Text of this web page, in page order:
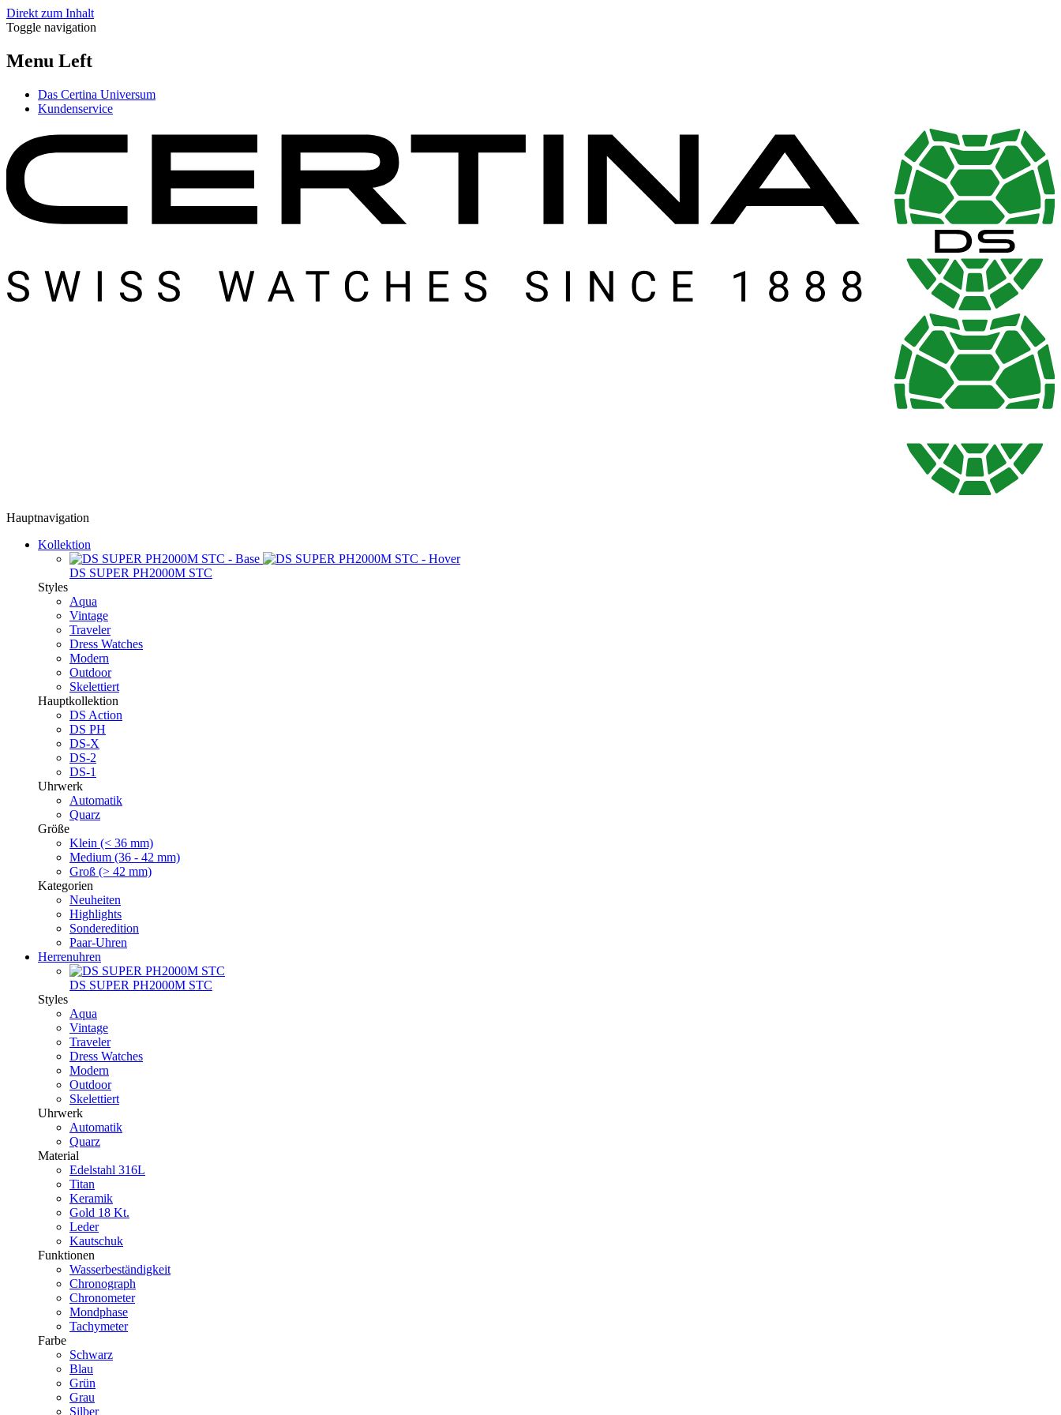
Direkt zum Inhalt
Toggle navigation
Menu Left
Das Certina Universum
Kundenservice
Hauptnavigation
Kollektion
DS SUPER PH2000M STC
Styles
Aqua
Vintage
Traveler
Dress Watches
Modern
Outdoor
Skelettiert
Hauptkollektion
DS Action
DS PH
DS-X
DS-2
DS-1
Uhrwerk
Automatik
Quarz
Größe
Klein (< 36 mm)
Medium (36 - 42 mm)
Groß (> 42 mm)
Kategorien
Neuheiten
Highlights
Sonderedition
Paar-Uhren
Herrenuhren
DS SUPER PH2000M STC
Styles
Aqua
Vintage
Traveler
Dress Watches
Modern
Outdoor
Skelettiert
Uhrwerk
Automatik
Quarz
Material
Edelstahl 316L
Titan
Keramik
Gold 18 Kt.
Leder
Kautschuk
Funktionen
Wasserbeständigkeit
Chronograph
Chronometer
Mondphase
Tachymeter
Farbe
Schwarz
Blau
Grün
Grau
Silber